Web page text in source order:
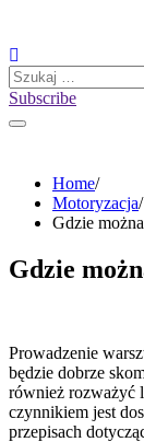
content
Szukaj:
Subscribe
Home
Motoryzacja
Gdzie
Gdzie
Prowadzenie
będzie dobrze
również rozważyć
czynnikiem jest
przepisach